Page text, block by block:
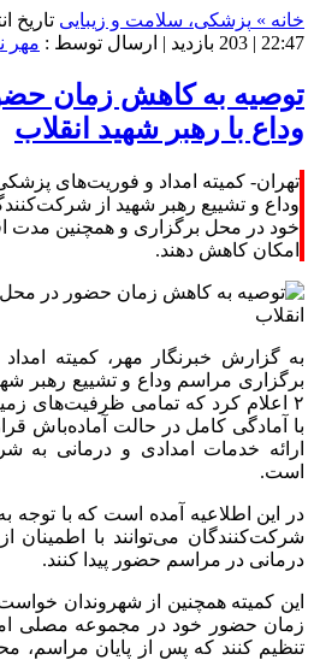
خانه » پزشکی، سلامت و زیبایی
22:47 |
203 بازدید | ارسال توسط : مهر
توصیه به کاهش زمان
وداع با رهبر شهید انقلاب
تهران- کمیته امداد و فوریت‌های
وداع و تشییع رهبر شهید از
خود در محل برگزاری و همچنین مدت
امکان کاهش دهند.
به گزارش خبرنگار مهر، کمیته
برگزاری مراسم وداع و تشییع رهبر
۲ اعلام کرد که تمامی ظرفیت‌های
با آمادگی کامل در حالت آماده‌باش
ارائه خدمات امدادی و درمانی به
است.
در این اطلاعیه آمده است که با توجه
شرکت‌کنندگان می‌توانند با اطمینان
درمانی در مراسم حضور پیدا کنند.
این کمیته همچنین از شهروندان
زمان حضور خود در مجموعه مصلی
تنظیم کنند که پس از پایان مراسم،